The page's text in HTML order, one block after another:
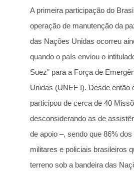
A primeira participação do
operação de manutenção da
das Nações Unidas ocorreu
quando o país enviou o
Suez” para a Força de
Unidas (UNEF I). Desde então
participou de cerca de 40
desconsiderando as de
de apoio –, sendo que 86%
militares e policiais brasileiros
terreno sob a bandeira das